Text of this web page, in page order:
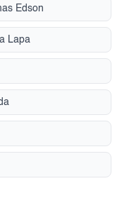
Edson
Lapa